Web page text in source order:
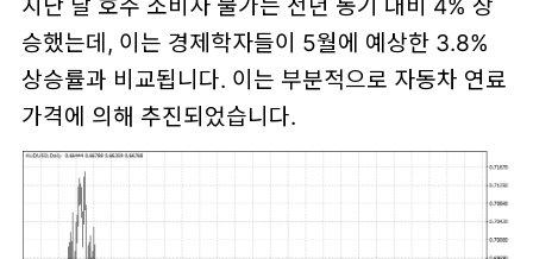
지난 달 호주 소비자 물가는 전년 동기 대비 4% 상
승했는데, 이는 경제학자들이 5월에 예상한 3.8%
상승률과 비교됩니다. 이는 부분적으로 자동차 연료
가격에 의해 추진되었습니다.